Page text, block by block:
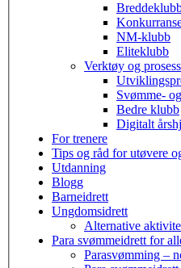
NM-klubb
Eliteklubb
Verktøy og
Svømme-
Bedre klubb
Digitalt
For trenere
Tips og råd for utøvere
Utdanning
Blogg
Barneidrett
Ungdomsidrett
Alternative
Para svømmeidrett for
Parasvømming –